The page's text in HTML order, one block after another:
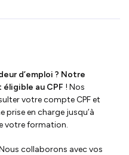
d’emploi ? Notre
éligible au CPF ! Nos
votre compte CPF et
en charge jusqu’à
votre formation.
collaborons avec vos